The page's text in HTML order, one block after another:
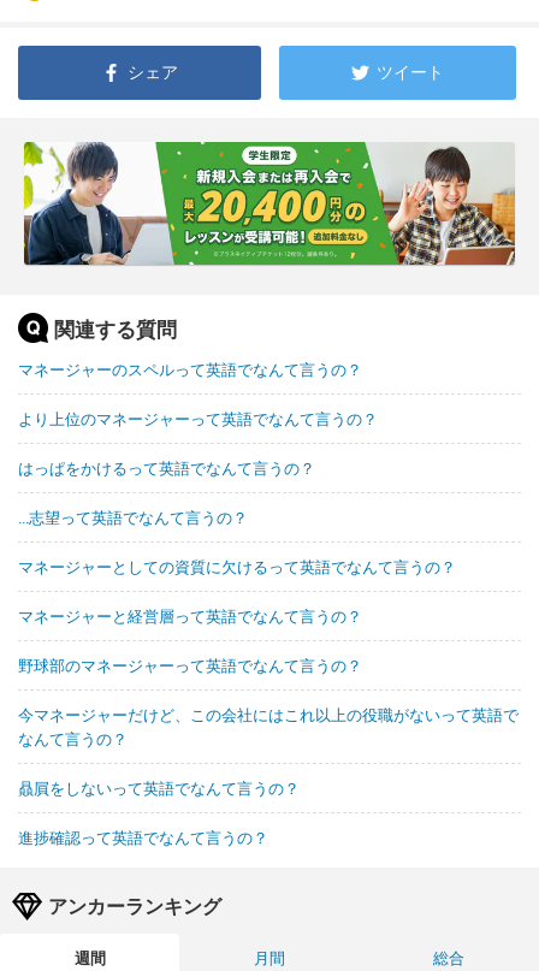
シェア ツイート
関連する質問
マネージャーのスペルって英語でなんて言うの？
より上位のマネージャーって英語でなんて言うの？
はっぱをかけるって英語でなんて言うの？
...志望って英語でなんて言うの？
マネージャーとしての資質に欠けるって英語でなんて言うの？
マネージャーと経営層って英語でなんて言うの？
野球部のマネージャーって英語でなんて言うの？
今マネージャーだけど、この会社にはこれ以上の役職がないって英語で
なんて言うの？
贔屓をしないって英語でなんて言うの？
進捗確認って英語でなんて言うの？
アンカーランキング
週間 月間
総合